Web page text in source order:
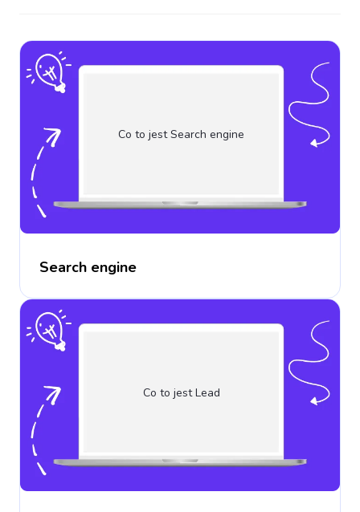
Co to jest Search engine
Search engine
Co to jest Lead